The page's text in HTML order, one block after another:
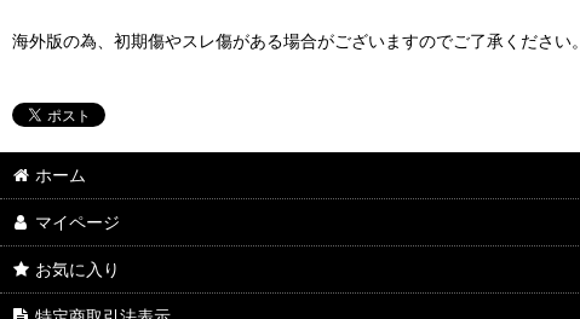
海外版の為、初期傷やスレ傷がある場合がございますのでご了承ください。
ホーム
マイページ
お気に入り